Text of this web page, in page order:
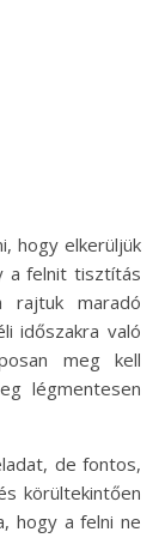
hogy elkerüljük
a felnit tisztítás
rajtuk maradó
időszakra való
meg kell
légmentesen
de fontos,
körültekintően
hogy a felni ne